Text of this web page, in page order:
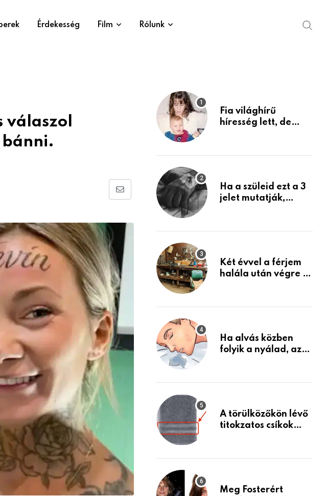
Érdekesség Film Rólunk
válaszol
Share
Email
Fia világhírű
híresség lett, de
mint azt el tudnád
Ha a szüleid ezt a 3
jelet mutatják,
Készülj fel arra, ami
Két évvel a férjem
halála után végre át
holmiját – amit
életemet
Ha alvás közben
folyik a nyálad, az
A törülközőkön lévő
titokzatos csíkok
Meg Fosterért